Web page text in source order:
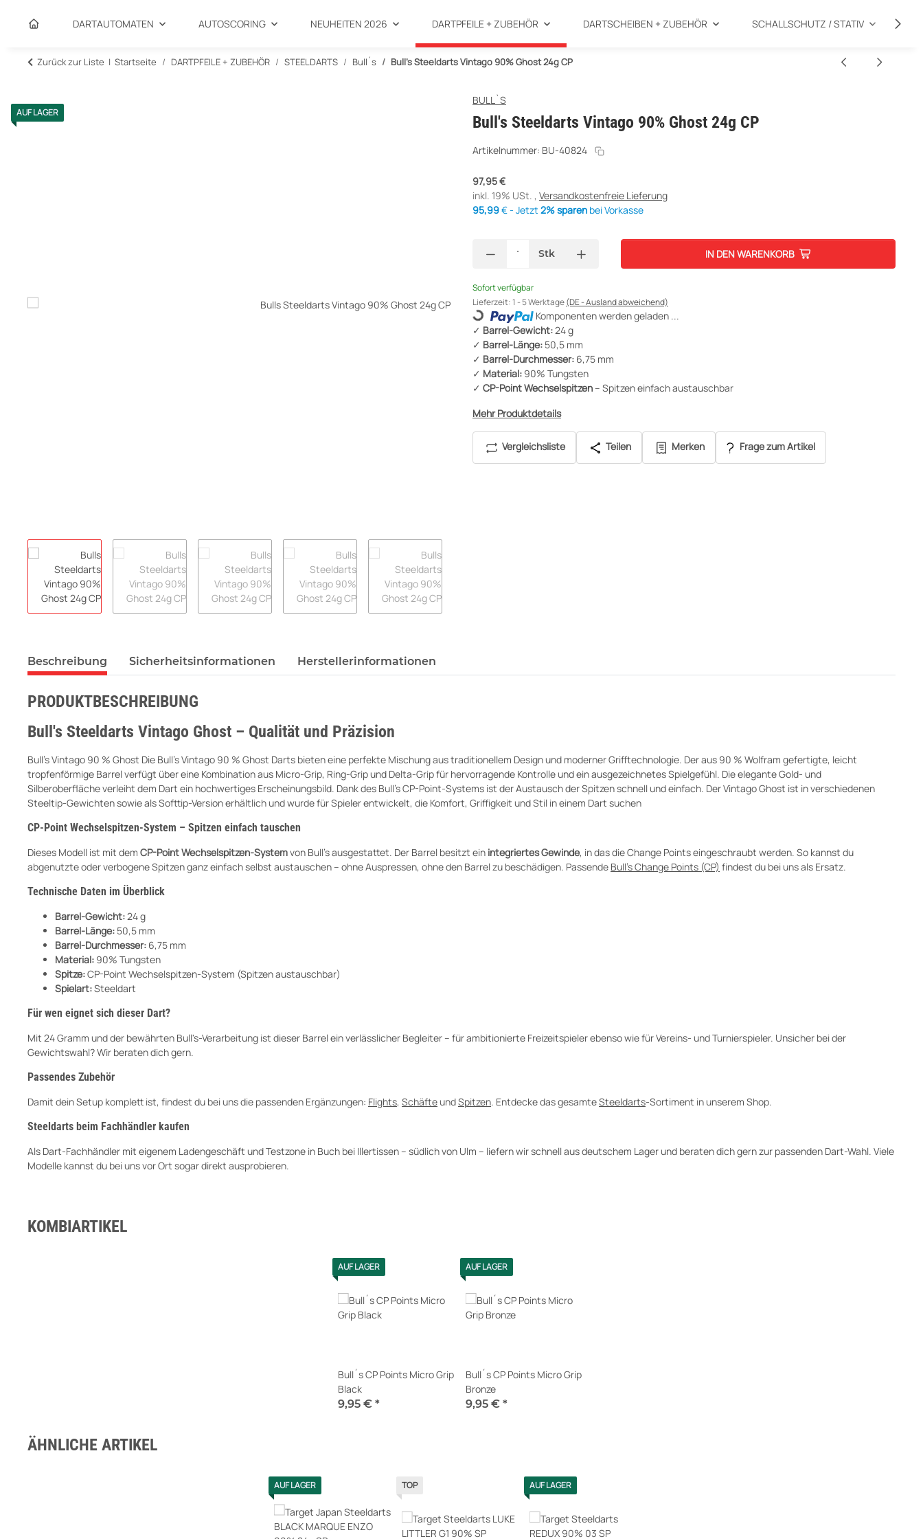
DARTAUTOMATEN AUTOSCORING NEUHEITEN 2026 DARTPFEILE + ZUBEHÖR DARTSCHEIBEN + ZUBEHÖR SCHALLSCHUTZ / STATIV
Zurück zur Liste Startseite DARTPFEILE + ZUBEHÖR STEELDARTS Bull´s Bull's Steeldarts Vintago 90% Ghost 24g CP
AUF LAGER
BULL`S
Bull's Steeldarts Vintago 90% Ghost 24g CP
Artikelnummer: BU-40824
97,95 €
inkl. 19% USt. , Versandkostenfreie Lieferung
95,99€ - Jetzt 2% sparen bei Vorkasse
Stk IN DEN WARENKORB
Sofort verfügbar
Lieferzeit:1 - 5 Werktage(DE - Ausland abweichend)
Loading...
Komponenten werden geladen ...
✓ Barrel-Gewicht:24 g
✓ Barrel-Länge: 50,5 mm
✓ Barrel-Durchmesser: 6,75 mm
✓ Material: 90% Tungsten
✓ CP-Point Wechselspitzen – Spitzen einfach austauschbar
Mehr Produktdetails
Vergleichsliste Teilen Merken Frage zum Artikel
Beschreibung Sicherheitsinformationen Herstellerinformationen
PRODUKTBESCHREIBUNG
Bull's Steeldarts Vintago Ghost – Qualität und Präzision
Bull’s Vintago 90 % Ghost Die Bull’s Vintago 90 % Ghost Darts bieten eine perfekte Mischung aus traditionellem Design und moderner Grifftechnologie. Der aus 90 % Wolfram gefertigte, leicht
tropfenförmige Barrel verfügt über eine Kombination aus Micro-Grip, Ring-Grip und Delta-Grip für hervorragende Kontrolle und ein ausgezeichnetes Spielgefühl. Die elegante Gold- und
Silberoberfläche verleiht dem Dart ein hochwertiges Erscheinungsbild. Dank des Bull’s CP-Point-Systems ist der Austausch der Spitzen schnell und einfach. Der Vintago Ghost ist in verschiedenen
Steeltip-Gewichten sowie als Softtip-Version erhältlich und wurde für Spieler entwickelt, die Komfort, Griffigkeit und Stil in einem Dart suchen
CP-Point Wechselspitzen-System – Spitzen einfach tauschen
Dieses Modell ist mit dem CP-Point Wechselspitzen-Systemvon Bull's ausgestattet. Der Barrel besitzt ein integriertes Gewinde, in das die Change Points eingeschraubt werden. So kannst du
abgenutzte oder verbogene Spitzen ganz einfach selbst austauschen – ohne Auspressen, ohne den Barrel zu beschädigen. Passende Bull's Change Points (CP) findest du bei uns als Ersatz.
Technische Daten im Überblick
Barrel-Gewicht:24 g
Barrel-Länge: 50,5 mm
Barrel-Durchmesser: 6,75 mm
Material: 90% Tungsten
Spitze:CP-Point Wechselspitzen-System (Spitzen austauschbar)
Spielart:Steeldart
Für wen eignet sich dieser Dart?
Mit 24 Gramm und der bewährten Bull's-Verarbeitung ist dieser Barrel ein verlässlicher Begleiter – für ambitionierte Freizeitspieler ebenso wie für Vereins- und Turnierspieler. Unsicher bei der
Gewichtswahl? Wir beraten dich gern.
Passendes Zubehör
Damit dein Setup komplett ist, findest du bei uns die passenden Ergänzungen: Flights, SchäfteundSpitzen. Entdecke das gesamteSteeldarts-Sortiment in unserem Shop.
Steeldarts beim Fachhändler kaufen
Als Dart-Fachhändler mit eigenem Ladengeschäft und Testzone in Buch bei Illertissen – südlich von Ulm – liefern wir schnell aus deutschem Lager und beraten dich gern zur passenden Dart-Wahl. Viele
Modelle kannst du bei uns vor Ort sogar direkt ausprobieren.
KOMBIARTIKEL
AUF LAGER
Bull´s CP Points Micro Grip
Black
9,95 € *
AUF LAGER
Bull´s CP Points Micro Grip
Bronze
9,95 € *
ÄHNLICHE ARTIKEL
AUF LAGER TOP AUF LAGER